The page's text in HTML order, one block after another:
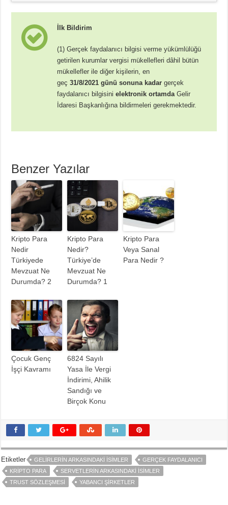
İlk Bildirim
(1) Gerçek faydalanıcı bilgisi verme yükümlülüğü
getirilen kurumlar vergisi mükellefleri dâhil bütün
mükellefler ile diğer kişilerin, en
geç31/8/2021 günü sonuna kadar gerçek
faydalanıcı bilgisinielektronik ortamda Gelir
İdaresi Başkanlığına bildirmeleri gerekmektedir.
Benzer Yazılar
Kripto Para
Nedir
Türkiyede
Mevzuat Ne
Durumda? 2
Kripto Para
Nedir?
Türkiye’de
Mevzuat Ne
Durumda? 1
Kripto Para
Veya Sanal
Para Nedir ?
Çocuk Genç
İşçi Kavramı
6824 Sayılı
Yasa İle Vergi
İndirimi, Ahilik
Sandığı ve
Birçok Konu
Etiketler GELIRLERIN ARKASINDAKI İSIMLER
GERÇEK FAYDALANICI
KRIPTO PARA
SERVETLERIN ARKASINDAKI İSIMLER
TRUST SÖZLEŞMESI
YABANCI ŞIRKETLER